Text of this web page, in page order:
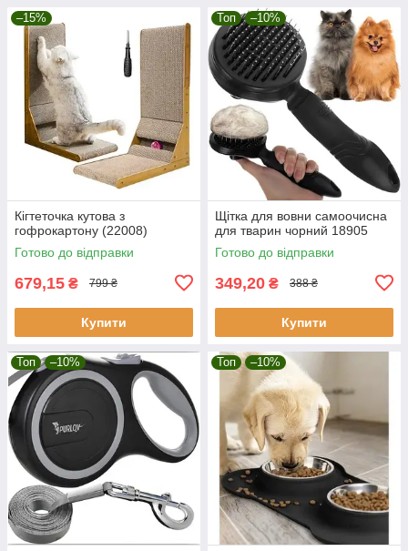
–15%
Кігтеточка кутова з
гофрокартону (22008)
Готово до відправки
679,15 ₴ 799 ₴
Купити
Топ –10%
Щітка для вовни самоочисна
для тварин чорний 18905
Готово до відправки
349,20 ₴ 388 ₴
Купити
Топ –10% Топ –10%